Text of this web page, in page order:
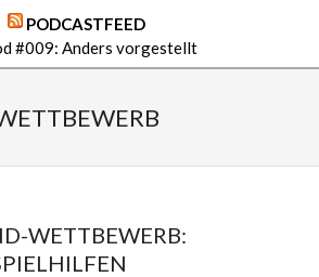
PODCASTFEED
#009: Anders vorgestellt
WETTBEWERB: